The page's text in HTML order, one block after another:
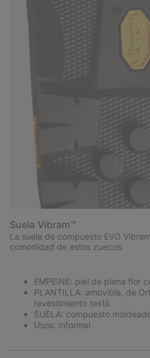
Suela Vibram™
La suela de compuesto EVO
comodidad de estos zuecos.
EMPEINE: piel de plena flor
PLANTILLA: amovible, de
revestimiento textil.
SUELA: compuesto
Usos: Informal